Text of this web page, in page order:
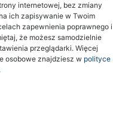
internetowej, bez zmiany
ich zapisywanie w Twoim
zapewnienia poprawnego i
że możesz samodzielnie
przeglądarki. Więcej
osobowe znajdziesz w polityce